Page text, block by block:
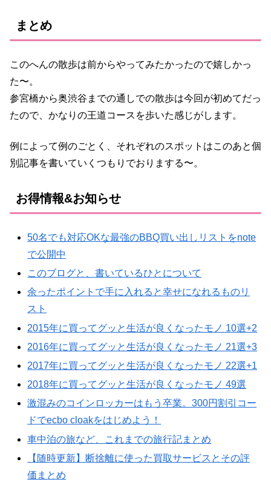
まとめ
このへんの散歩は前からやってみたかったので嬉しかっ
た〜。
参宮橋から奥渋谷までの通しでの散歩は今回が初めてだっ
たので、かなりの王道コースを歩いた感じがします。
例によって例のごとく、それぞれのスポットはこのあと個
別記事を書いていくつもりでおりまする〜。
お得情報&お知らせ
50名でも対応OKな最強のBBQ買い出しリストをnote
で公開中
このブログと、書いているひとについて
余ったポイントで手に入れると幸せになれるものリ
スト
2015年に買ってグッと生活が良くなったモノ 10選+2
2016年に買ってグッと生活が良くなったモノ 21選+3
2017年に買ってグッと生活が良くなったモノ 22選+1
2018年に買ってグッと生活が良くなったモノ 49選
激混みのコインロッカーはもう卒業。300円割引コー
ドでecbo cloakをはじめよう！
車中泊の旅など、これまでの旅行記まとめ
【随時更新】断捨離に使った買取サービスとその評
価まとめ